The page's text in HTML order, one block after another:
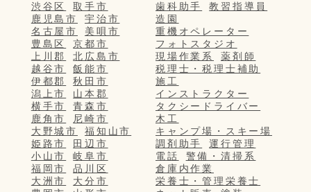
渋谷区
取手市
鹿児島市
宇治市
名古屋市
美唄市
豊島区
京都市
上川郡
北広島市
越谷市
飯能市
伊都郡
秋田市
潟上市
山本郡
横手市
青森市
鹿角市
尼崎市
大野城市
福知山市
姫路市
田辺市
小山市
岐阜市
福岡市
品川区
大洲市
大分市
歯科助手
教習指導員
造園
重機オペレーター
フォトスタジオ
現場作業系
薬剤師
税理士・税理士補助
施工
インストラクター
タクシードライバー
木工
キャンプ場・スキー場
調剤助手
運行管理
電話
警備・清掃系
倉庫内作業
栄養士・管理栄養士